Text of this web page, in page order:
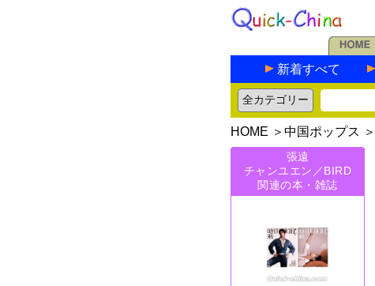
新着すべて
HOME ＞ 中国ポップス ＞
張遠
チャンユエン／BIRD
関連の本・雑誌